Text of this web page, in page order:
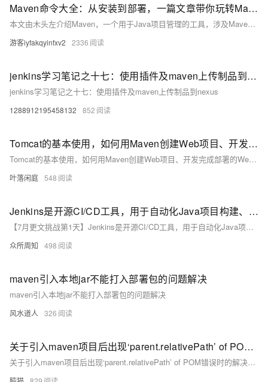
Maven命令大全：从安装到部署，一篇文章带你玩转Maven
本文由木头左介绍Maven，一个用于Java项目管理的工具，涉及Maven的安装配置（Windows和Linux）及核心命令，包括install、package、compile、clean、deploy、test、verify和site。通过这些命令，可以实现构建、打包、编译、测试、部署和生成项目站点等操作。
游客iyfakqyinfxv2 2336
jenkins学习笔记之十七：使用插件及maven上传制品到nexus
jenkins学习笔记之十七：使用插件及maven上传制品到nexus
1288912195458132 852
Tomcat的基本使用，如何用Maven创建Web项目、开发完成部署的Web项目
Tomcat的基本使用，如何用Maven创建Web项目、开发完成部署的Web项目
叶落闲庭 548
Jenkins是开源CI/CD工具，用于自动化Java项目构建、测试和部署。通过配置源码管理、构建触发器、执行Maven目标，实现代码提交即触发构建和测试
【7月更文挑战第1天】Jenkins是开源CI/CD工具，用于自动化Java项目构建、测试和部署。通过配置源码管理、构建触发器、执行Maven目标，实现代码提交即触发构建和测试。成功后，Jenkins执行部署任务，发布到服务器或云环境。使用Jenkins能提升效率，保证软件质量，加速上线，并需维护其稳定运行。
众所周知 498
maven引入本地jar不能打入部署包的问题解决
maven引入本地jar不能打入部署包的问题解决
风水道人 326
关于引入maven项目后出现‘parent.relativePath’ of POM错误时的解决方法
关于引入maven项目后出现‘parent.relativePath’ of POM错误时的解决方法